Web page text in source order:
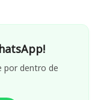
por dentro de